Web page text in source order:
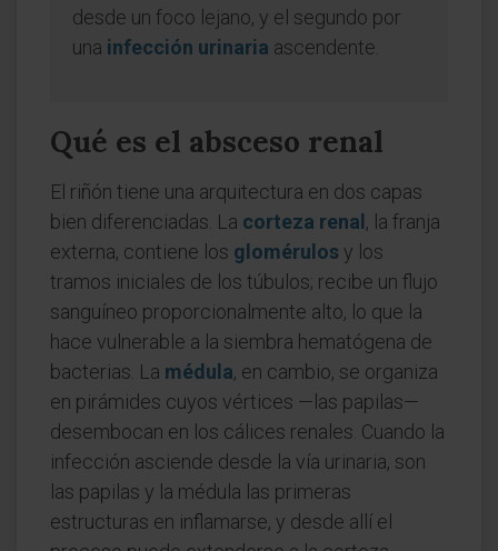
desde un foco lejano, y el segundo por
una infección urinaria ascendente.
Qué es el absceso renal
El riñón tiene una arquitectura en dos capas
bien diferenciadas. La corteza renal , la franja
externa, contiene los glomérulosy los
tramos iniciales de los túbulos; recibe un flujo
sanguíneo proporcionalmente alto, lo que la
hace vulnerable a la siembra hematógena de
bacterias. La médula, en cambio, se organiza
en pirámides cuyos vértices —las papilas—
desembocan en los cálices renales. Cuando la
infección asciende desde la vía urinaria, son
las papilas y la médula las primeras
estructuras en inflamarse, y desde allí el